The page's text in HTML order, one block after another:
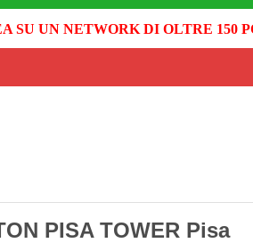
SU UN NETWORK DI OLTRE 150
PISA TOWER Pisa